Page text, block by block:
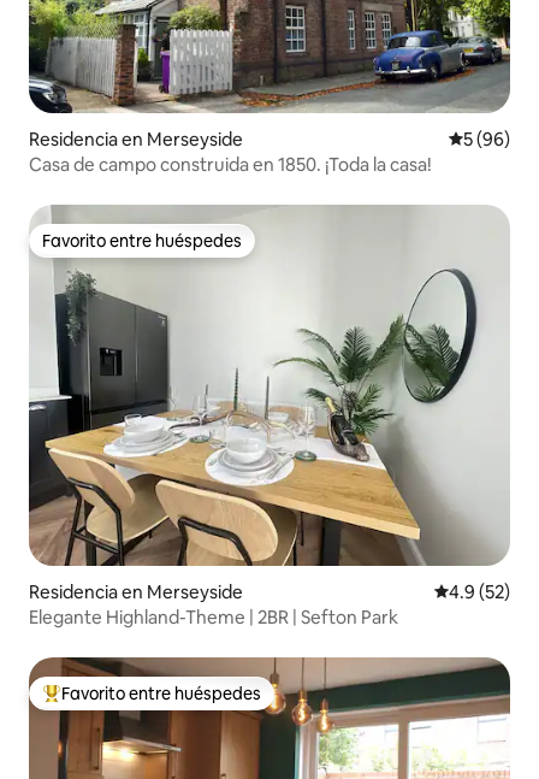
Residencia en Merseyside
5 (96)
Casa de campo construida en 1850. ¡Toda la casa!
Favorito entre huéspedes
Favorito entre huéspedes
Residencia en Merseyside Calificación
4.9 (52)
Elegante Highland-Theme | 2BR | Sefton Park
De los mejores en Favorito entre huéspedes
Favorito entre huéspedes